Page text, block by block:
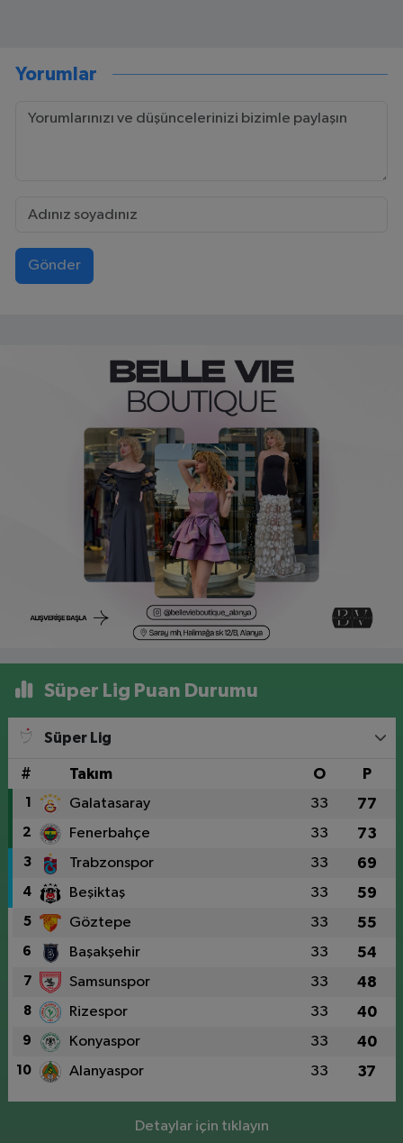
Yorumlar
Gönder
Süper Lig Puan Durumu
Süper Lig
# Takım O P
1 Galatasaray 33 77
2 Fenerbahçe 33 73
3 Trabzonspor 33 69
4 Beşiktaş 33 59
5 Göztepe 33 55
6 Başakşehir 33 54
7 Samsunspor 33 48
8 Rizespor 33 40
9 Konyaspor 33 40
10 Alanyaspor 33 37
Detaylar için tıklayın